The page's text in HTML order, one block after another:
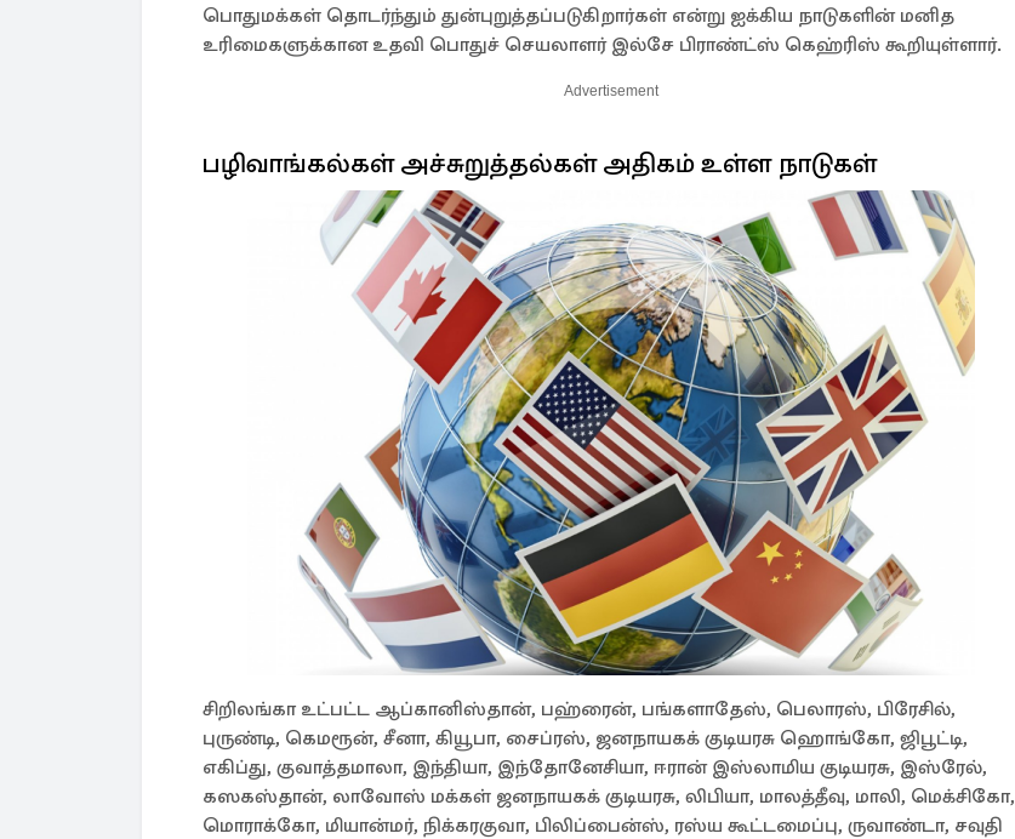
பொதுமக்கள் தொடர்ந்தும் துன்புறுத்தப்படுகிறார்கள் என்று ஐக்கிய நாடுகளின் மனித
உரிமைகளுக்கான உதவி பொதுச் செயலாளர் இல்சே பிராண்ட்ஸ் கெஹ்ரிஸ் கூறியுள்ளார்.
Advertisement
பழிவாங்கல்கள் அச்சுறுத்தல்கள் அதிகம் உள்ள நாடுகள்
சிறிலங்கா உட்பட்ட ஆப்கானிஸ்தான், பஹ்ரைன், பங்களாதேஸ், பெலாரஸ், ​​பிரேசில்,
புருண்டி, கெமரூன், சீனா, கியூபா, சைப்ரஸ், ஜனநாயகக் குடியரசு ஹொங்கோ, ஜிபூட்டி,
எகிப்து, குவாத்தமாலா, இந்தியா, இந்தோனேசியா, ஈரான் இஸ்லாமிய குடியரசு, இஸ்ரேல்,
கஸகஸ்தான், லாவோஸ் மக்கள் ஜனநாயகக் குடியரசு, லிபியா, மாலத்தீவு, மாலி, மெக்சிகோ,
மொராக்கோ, மியான்மர், நிக்கரகுவா, பிலிப்பைன்ஸ், ரஸ்ய கூட்டமைப்பு, ருவாண்டா, சவுதி